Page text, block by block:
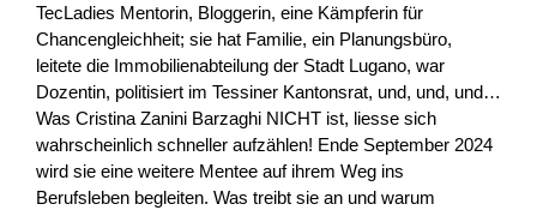
TecLadies Mentorin, Bloggerin, eine Kämpferin für
Chancengleichheit; sie hat Familie, ein Planungsbüro,
leitete die Immobilienabteilung der Stadt Lugano, war
Dozentin, politisiert im Tessiner Kantonsrat, und, und, und…
Was Cristina Zanini Barzaghi NICHT ist, liesse sich
wahrscheinlich schneller aufzählen! Ende September 2024
wird sie eine weitere Mentee auf ihrem Weg ins
Berufsleben begleiten. Was treibt sie an und warum